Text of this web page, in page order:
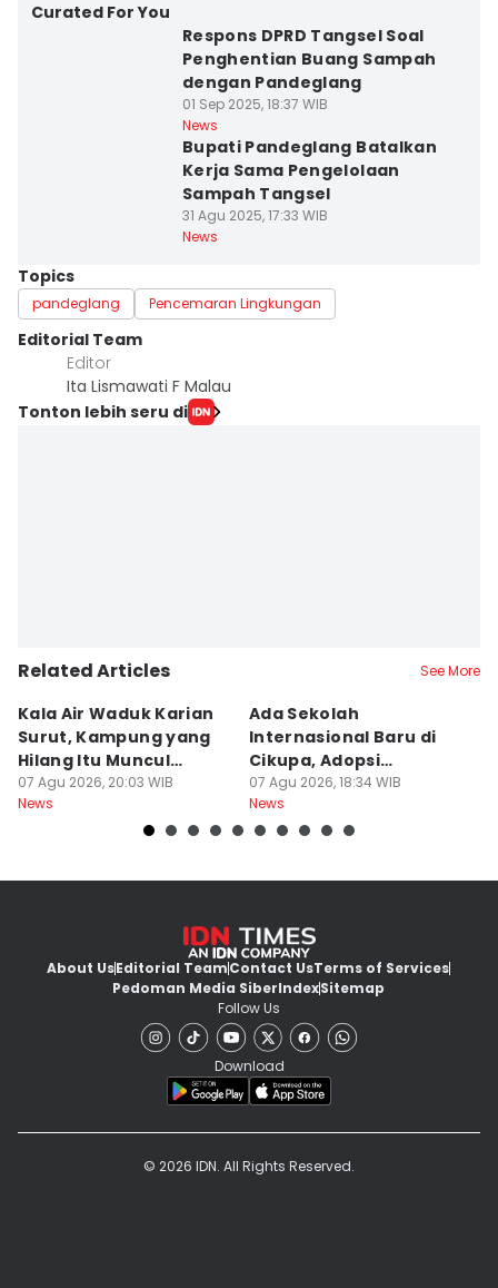
Curated For You
Respons DPRD Tangsel Soal
Penghentian Buang Sampah
dengan Pandeglang
01 Sep 2025, 18:37 WIB
News
Bupati Pandeglang Batalkan
Kerja Sama Pengelolaan
Sampah Tangsel
31 Agu 2025, 17:33 WIB
News
Topics
pandeglang Pencemaran Lingkungan
Editorial Team
Editor
Ita Lismawati F Malau
Tonton lebih seru di
Related Articles See More
Kala Air Waduk Karian
Surut, Kampung yang
Hilang Itu Muncul
Kembali
07 Agu 2026, 20:03 WIB
News
Ada Sekolah
Internasional Baru di
Cikupa, Adopsi
Kurikulum Singapura
07 Agu 2026, 18:34 WIB
News
About UsEditorial TeamContact UsTerms of Services
Pedoman Media SiberIndexSitemap
Follow Us
Download
© 2026 IDN. All Rights Reserved.